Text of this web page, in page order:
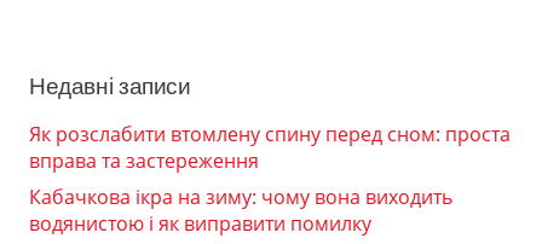
Недавні записи
Як розслабити втомлену спину перед сном: проста
вправа та застереження
Кабачкова ікра на зиму: чому вона виходить
водянистою і як виправити помилку